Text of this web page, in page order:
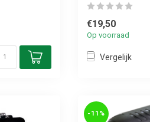
€19,50
Op voorraad
Vergelijk
-11%